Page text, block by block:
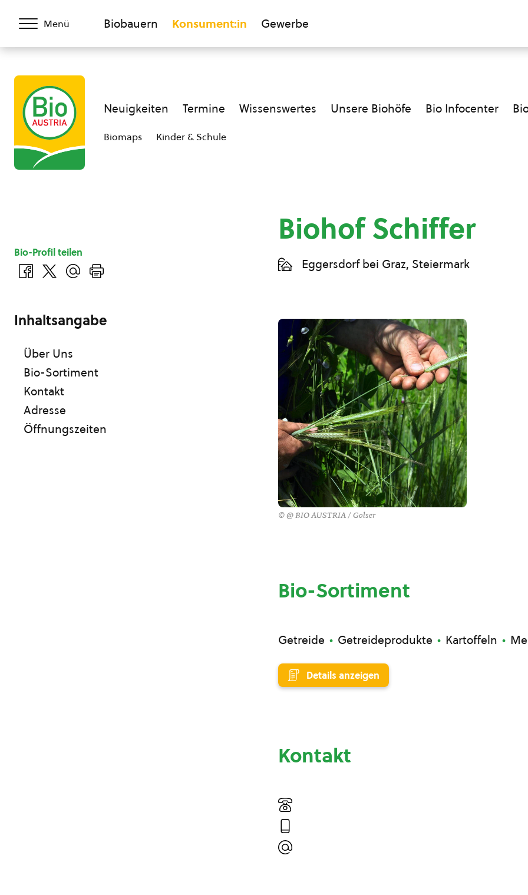
Menü Biobauern Konsument:in Gewerbe
Neuigkeiten Termine Wissenswertes Unsere Biohöfe Bio Infocenter
Biomaps Kinder & Schule
Biohof Schiffer
Eggersdorf bei Graz, Steiermark
© @ BIO AUSTRIA / Golser
Bio-Sortiment
Getreide Getreideprodukte Kartoffeln
Details anzeigen
Kontakt
Bio-Profil teilen
Inhaltsangabe
Über Uns
Bio-Sortiment
Kontakt
Adresse
Öffnungszeiten